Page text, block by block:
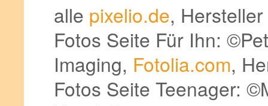
alle pixelio.de, Hersteller
Fotos Seite Für Ihn:
Imaging, Fotolia.com,
Fotos Seite Teenager: